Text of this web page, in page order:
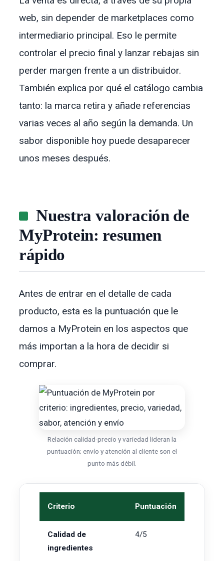
web, sin depender de marketplaces como
intermediario principal. Eso le permite
controlar el precio final y lanzar rebajas sin
perder margen frente a un distribuidor.
También explica por qué el catálogo cambia
tanto: la marca retira y añade referencias
varias veces al año según la demanda. Un
sabor disponible hoy puede desaparecer
unos meses después.
Nuestra valoración de
MyProtein: resumen
rápido
Antes de entrar en el detalle de cada
producto, esta es la puntuación que le
damos a MyProtein en los aspectos que
más importan a la hora de decidir si
comprar.
Relación calidad-precio y variedad lideran la
puntuación; envío y atención al cliente son el
punto más débil.
Criterio Puntuación
Calidad de
ingredientes
4/5